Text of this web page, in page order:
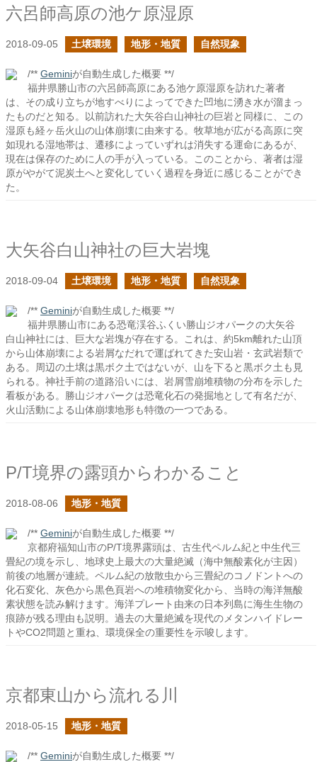
六呂師高原の池ケ原湿原
2018-09-05 土壌環境 地形・地質 自然現象
/** Geminiが自動生成した概要 **/
福井県勝山市の六呂師高原にある池ケ原湿原を訪れた著者
は、その成り立ちが地すべりによってできた凹地に湧き水が溜まっ
たものだと知る。以前訪れた大矢谷白山神社の巨岩と同様に、この
湿原も経ヶ岳火山の山体崩壊に由来する。牧草地が広がる高原に突
如現れる湿地帯は、遷移によっていずれは消失する運命にあるが、
現在は保存のために人の手が入っている。このことから、著者は湿
原がやがて泥炭土へと変化していく過程を身近に感じることができ
た。
大矢谷白山神社の巨大岩塊
2018-09-04 土壌環境 地形・地質 自然現象
/** Geminiが自動生成した概要 **/
福井県勝山市にある恐竜渓谷ふくい勝山ジオパークの大矢谷
白山神社には、巨大な岩塊が存在する。これは、約5km離れた山頂
から山体崩壊による岩屑なだれで運ばれてきた安山岩・玄武岩類で
ある。周辺の土壌は黒ボク土ではないが、山を下ると黒ボク土も見
られる。神社手前の道路沿いには、岩屑雪崩堆積物の分布を示した
看板がある。勝山ジオパークは恐竜化石の発掘地として有名だが、
火山活動による山体崩壊地形も特徴の一つである。
P/T境界の露頭からわかること
2018-08-06 地形・地質
/** Geminiが自動生成した概要 **/
京都府福知山市のP/T境界露頭は、古生代ペルム紀と中生代三
畳紀の境を示し、地球史上最大の大量絶滅（海中無酸素化が主因）
前後の地層が連続。ペルム紀の放散虫から三畳紀のコノドントへの
化石変化、灰色から黒色頁岩への堆積物変化から、当時の海洋無酸
素状態を読み解けます。海洋プレート由来の日本列島に海生生物の
痕跡が残る理由も説明。過去の大量絶滅を現代のメタンハイドレー
トやCO2問題と重ね、環境保全の重要性を示唆します。
京都東山から流れる川
2018-05-15 地形・地質
/** Geminiが自動生成した概要 **/